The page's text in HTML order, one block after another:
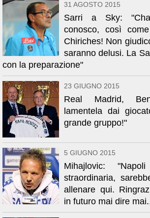
31 AGOSTO 2015
Sarri a Sky:
conosco, così
Chiriches! Non
saranno delusi. La
con la preparazione"
23 GIUGNO 2015
Real Madrid,
lamentela dai
grande gruppo!"
5 GIUGNO 2015
Mihajlovic:
straordinaria,
allenare qui.
in futuro mai dire